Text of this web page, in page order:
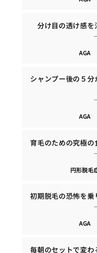
分け目の透け感を
AGA
シャンプー後の５
AGA
育毛のための究極
円形脱毛
初期脱毛の恐怖を
AGA
毎朝のセットで変